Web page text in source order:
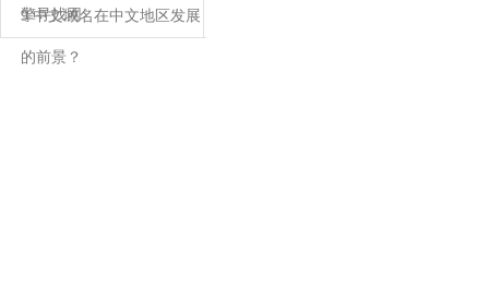
擎寻找网
9 中文域名在中文地区发展
的前景？